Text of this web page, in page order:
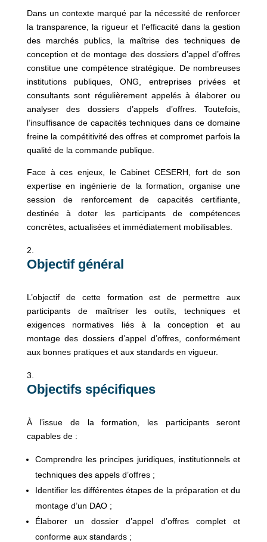
Dans un contexte marqué par la nécessité de renforcer
la transparence, la rigueur et l’efficacité dans la gestion
des marchés publics, la maîtrise des techniques de
conception et de montage des dossiers d’appel d’offres
constitue une compétence stratégique. De nombreuses
institutions publiques, ONG, entreprises privées et
consultants sont régulièrement appelés à élaborer ou
analyser des dossiers d’appels d’offres. Toutefois,
l’insuffisance de capacités techniques dans ce domaine
freine la compétitivité des offres et compromet parfois la
qualité de la commande publique.
Face à ces enjeux, le Cabinet CESERH, fort de son
expertise en ingénierie de la formation, organise une
session de renforcement de capacités certifiante,
destinée à doter les participants de compétences
concrètes, actualisées et immédiatement mobilisables.
Objectif général
L’objectif de cette formation est de permettre aux
participants de maîtriser les outils, techniques et
exigences normatives liés à la conception et au
montage des dossiers d’appel d’offres, conformément
aux bonnes pratiques et aux standards en vigueur.
Objectifs spécifiques
À l’issue de la formation, les participants seront
capables de :
Comprendre les principes juridiques, institutionnels et
techniques des appels d’offres ;
Identifier les différentes étapes de la préparation et du
montage d’un DAO ;
Élaborer un dossier d’appel d’offres complet et
conforme aux standards ;